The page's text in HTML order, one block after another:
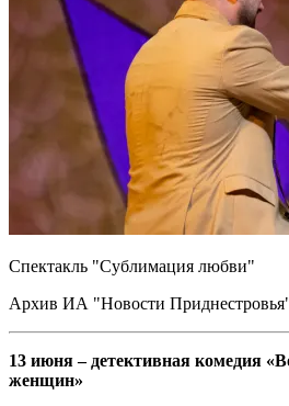
Спектакль "Сублимация любви"
Архив ИА "Новости
13 июня – детективная комедия
женщин»